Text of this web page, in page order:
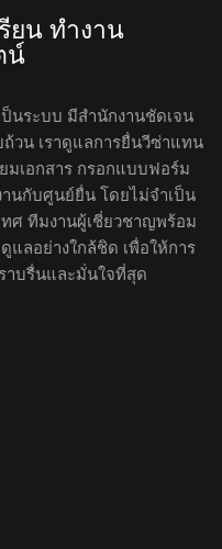
ยน ทำงาน
น์
ป็นระบบ มีสำนักงานชัดเจน
วน เราดูแลการยื่นวีซ่าแทน
มเอกสาร กรอกแบบฟอร์ม
นกับศูนย์ยื่น โดยไม่จำเป็น
ทศ ทีมงานผู้เชี่ยวชาญพร้อม
แลอย่างใกล้ชิด เพื่อให้การ
าบรื่นและมั่นใจที่สุด